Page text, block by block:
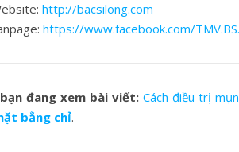
http://bacsilong.com
https://www.facebook.com/
bạn đang xem bài viết: Cách điều trị
bằng chỉ.